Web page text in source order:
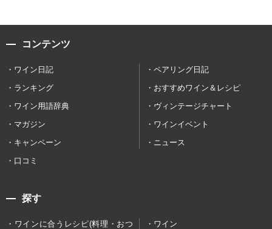
コンテンツ
ワイン日記
ペアリング日記
ランキング
おすすめワイン＆レシピ
ワイン用語辞典
ヴィンテージチャート
マガジン
ワインイベント
キャンペーン
ニュース
口コミ
探す
ワインに合うレシピ(料理・おつ
ワイン